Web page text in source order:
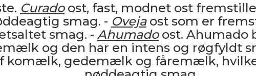
Curadoost, fast, modnet ost
smag. - Ovejaost som er
smag. - Ahumadoost. Ahumado
og den har en intens og røgfyldt
komælk, gedemælk og fåremælk,